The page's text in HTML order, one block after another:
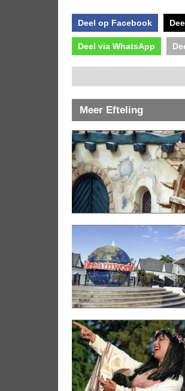
Deel op Facebook
Deel via WhatsApp
Meer Efteling